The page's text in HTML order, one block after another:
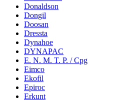
Donaldson
Dongil
Doosan
Dressta
Dynahoe
DYNAPAC
E. N. M. T. P. / Cpg
Eimco
Ekofil
Epiroc
Erkunt